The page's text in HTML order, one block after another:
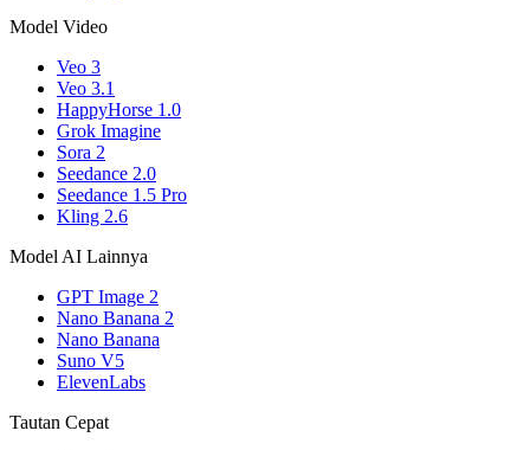
Model Video
Veo 3
Veo 3.1
HappyHorse 1.0
Grok Imagine
Sora 2
Seedance 2.0
Seedance 1.5 Pro
Kling 2.6
Model AI Lainnya
GPT Image 2
Nano Banana 2
Nano Banana
Suno V5
ElevenLabs
Tautan Cepat